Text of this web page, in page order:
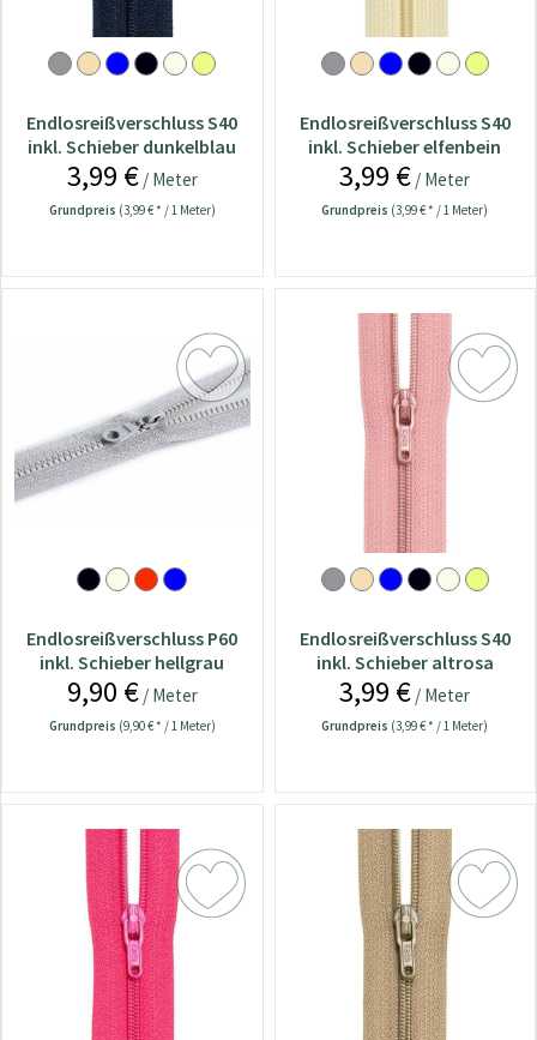
Endlosreißverschluss S40
inkl. Schieber dunkelblau
3,99 €/ Meter
Grundpreis (3,99 € * / 1 Meter)
Endlosreißverschluss S40
inkl. Schieber elfenbein
3,99 € / Meter
Grundpreis (3,99 € * / 1 Meter)
Endlosreißverschluss P60
inkl. Schieber hellgrau
9,90 €/ Meter
Grundpreis (9,90 € * / 1 Meter)
Endlosreißverschluss S40
inkl. Schieber altrosa
3,99 € / Meter
Grundpreis (3,99 € * / 1 Meter)